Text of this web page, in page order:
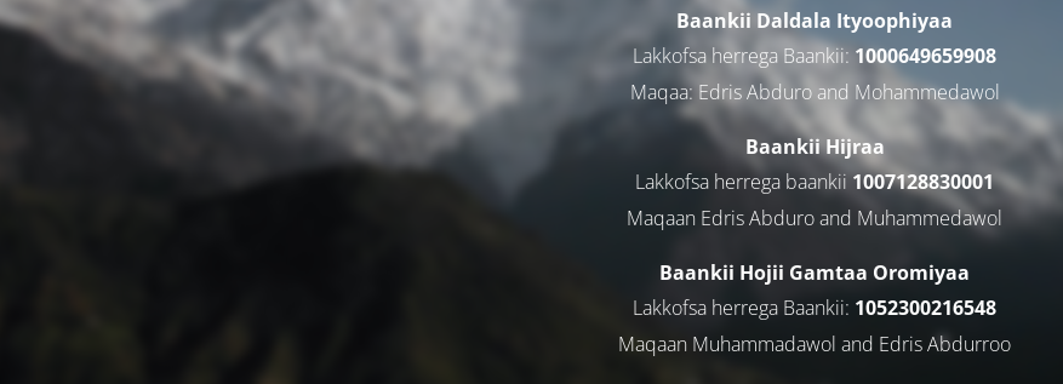
Baankii Daldala Ityoophiyaa
Lakkofsa herrega Baankii: 1000649659908
Maqaa: Edris Abduro and Mohammedawol
Baankii Hijraa
Lakkofsa herrega baankii 1007128830001
Maqaan Edris Abduro and Muhammedawol
Baankii Hojii Gamtaa Oromiyaa
Lakkofsa herrega Baankii: 1052300216548
Maqaan Muhammadawol and Edris Abdurroo